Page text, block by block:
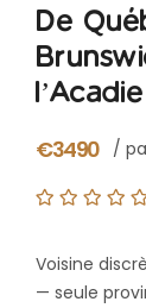
De
l’Acadie
€3490 /
Voisine
— seule